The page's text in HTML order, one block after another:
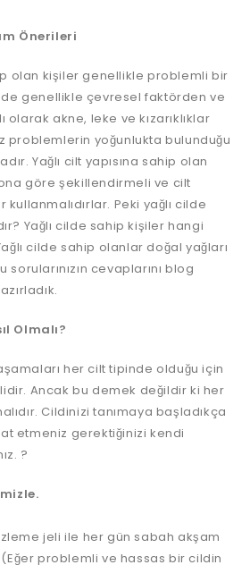
Önerileri
olan kişiler genellikle problemli bir
genellikle çevresel faktörden ve
olarak akne, leke ve kızarıklıklar
problemlerin yoğunlukta bulunduğu
Yağlı cilt yapısına sahip olan
göre şekillendirmeli ve cilt
kullanmalıdırlar. Peki yağlı cilde
Yağlı cilde sahip kişiler hangi
cilde sahip olanlar doğal yağları
cevaplarını blog
Olmalı?
her cilt tipinde olduğu için
Ancak bu demek değildir ki her
Cildinizi tanımaya başladıkça
etmeniz gerektiğinizi kendi
?
jeli ile her gün sabah akşam
problemli ve hassas bir cildin